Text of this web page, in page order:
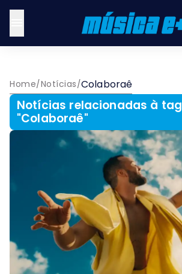
Home/Notícias/Colaboraê
Notícias relacionadas à tag
"Colaboraê"